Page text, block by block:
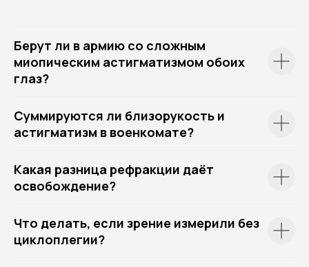
Берут ли в армию со сложным
миопическим астигматизмом обоих
глаз?
Суммируются ли близорукость и
астигматизм в военкомате?
Какая разница рефракции даёт
освобождение?
Что делать, если зрение измерили без
циклоплегии?